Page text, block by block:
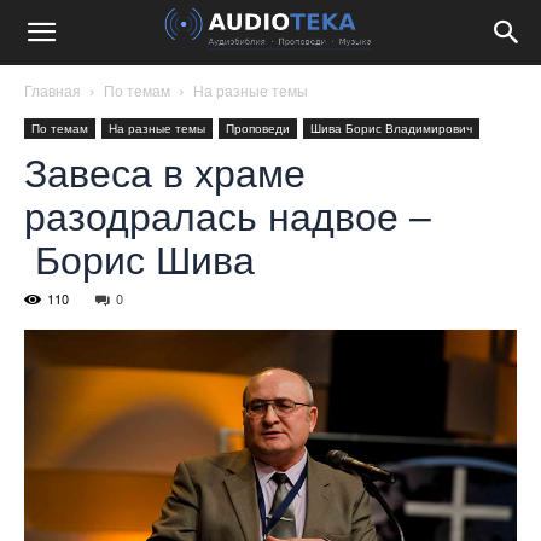
Главная По темам На разные темы
По темам На разные темы Проповеди Шива Борис Владимирович
Завеса в храме
разодралась надвое –
Борис Шива
110 0